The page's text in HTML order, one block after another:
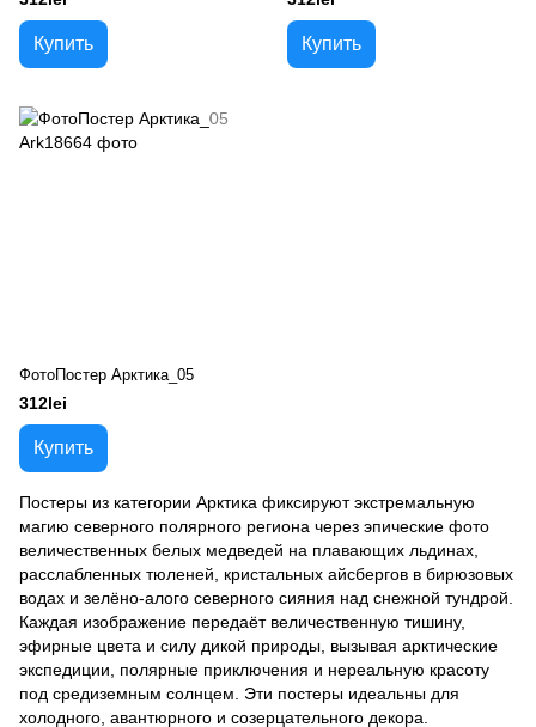
Купить Купить
ФотоПостер Арктика_05
312lei
Купить
Постеры из категории Арктика фиксируют экстремальную
магию северного полярного региона через эпические фото
величественных белых медведей на плавающих льдинах,
расслабленных тюленей, кристальных айсбергов в бирюзовых
водах и зелёно-алого северного сияния над снежной тундрой.
Каждая изображение передаёт величественную тишину,
эфирные цвета и силу дикой природы, вызывая арктические
экспедиции, полярные приключения и нереальную красоту
под средиземным солнцем. Эти постеры идеальны для
холодного, авантюрного и созерцательного декора.